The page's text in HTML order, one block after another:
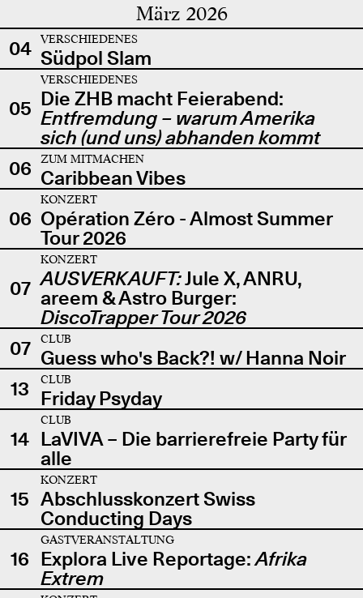
März 2026
04 VERSCHIEDENES
Südpol Slam
05
VERSCHIEDENES
Die ZHB macht Feierabend:
Entfremdung – warum Amerika
sich (und uns) abhanden kommt
06
ZUM MITMACHEN
Caribbean Vibes
06
KONZERT
Opération Zéro - Almost Summer
Tour 2026
07
KONZERT
AUSVERKAUFT:Jule X, ANRU,
areem & Astro Burger:
DiscoTrapper Tour 2026
07
CLUB
Guess who's Back?! w/ Hanna Noir
13
CLUB
Friday Psyday
14
CLUB
LaVIVA – Die barrierefreie Party für
alle
15
KONZERT
Abschlusskonzert Swiss
Conducting Days
16
GASTVERANSTALTUNG
Explora Live Reportage:Afrika
Extrem